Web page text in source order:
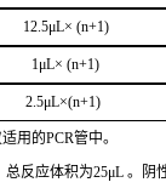
12.5μL× (n+1)
1μL× (n+1)
2.5μL×(n+1)
用的PCR管中。
总反应体积为25μL 。阴